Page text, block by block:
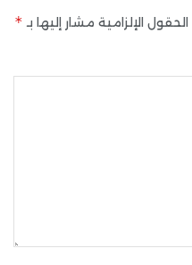
الحقول الإلزامية مشار إليها بـ *